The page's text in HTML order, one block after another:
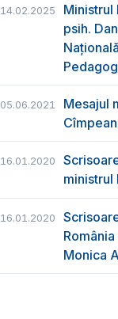
14.02.2025
Ministrul
psih.
05.06.2021
Mesajul
16.01.2020
ministrul
16.01.2020
Monica